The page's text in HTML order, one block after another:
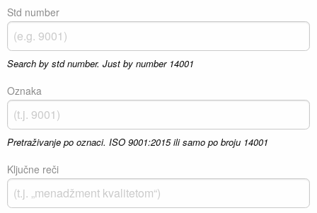
Std number
Search by std number. Just by number 14001
Oznaka
Pretraživanje po oznaci. ISO 9001:2015 ili samo po broju 14001
Ključne reči